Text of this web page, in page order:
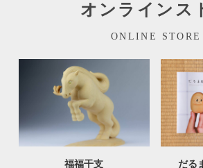
オンラインス
ONLINE STORE
福福干支
だる